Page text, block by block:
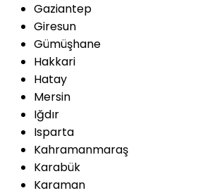
Gaziantep
Giresun
Gümüşhane
Hakkari
Hatay
Mersin
Iğdır
Isparta
Kahramanmaraş
Karabük
Karaman